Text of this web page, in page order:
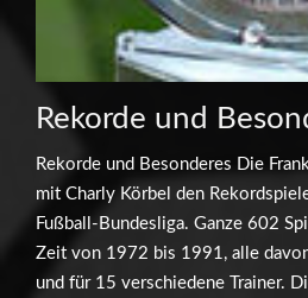
Rekorde und
Rekorde und Besonderes Die
mit Charly Körbel den
Fußball-Bundesliga. Ganze 602
Zeit von 1972 bis 1991, alle
und für 15 verschiedene Trainer.